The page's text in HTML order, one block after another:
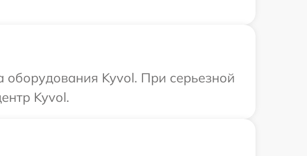
Kyvol. При серьезной
Kyvol.